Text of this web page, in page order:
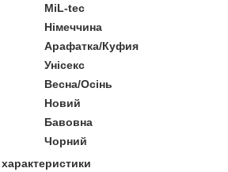
MiL-tec
Німеччина
Арафатка/Куфия
Унісекс
Весна/Осінь
Новий
Бавовна
Чорний